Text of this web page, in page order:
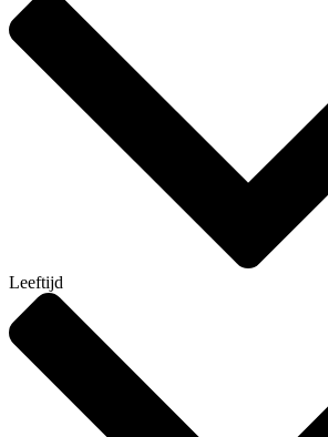
Leeftijd